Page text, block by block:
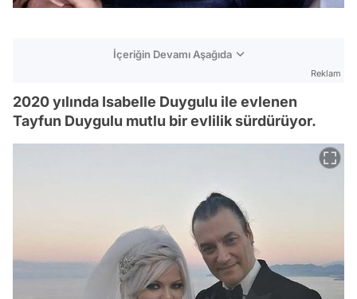
İçeriğin Devamı Aşağıda
Reklam
2020 yılında Isabelle Duygulu ile evlenen
Tayfun Duygulu mutlu bir evlilik sürdürüyor.